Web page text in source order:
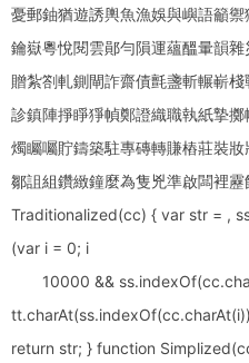
憂郵鈾猶遊誘輿魚漁娛與嶼語籲
鑰嶽粵悅閱雲鄖勻隕運蘊醞暈韻
贈紮劄軋鍘閘詐齋債氈盞斬輾嶄
診鎮陣掙睜猙幀鄭證織職執紙摯
燭矚囑貯鑄築駐專磚轉賺樁莊裝
鄒詛組鑽緻鐘麼為隻兇準啟闆裡
Traditionalized(cc) { var str = ,
(var i = 0; i
10000 &&
return str; } function